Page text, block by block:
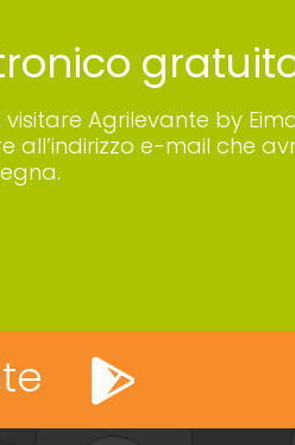
Agrilevante by
all’indirizzo e-mail che